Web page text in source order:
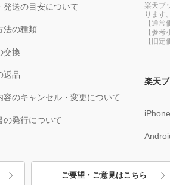
発送の目安について
法の種類
交換
返品
容のキャンセル・変更について
の発行について
楽天ブ
ります
【通
【参
【旧
楽天
ご要望・ご意見はこちら